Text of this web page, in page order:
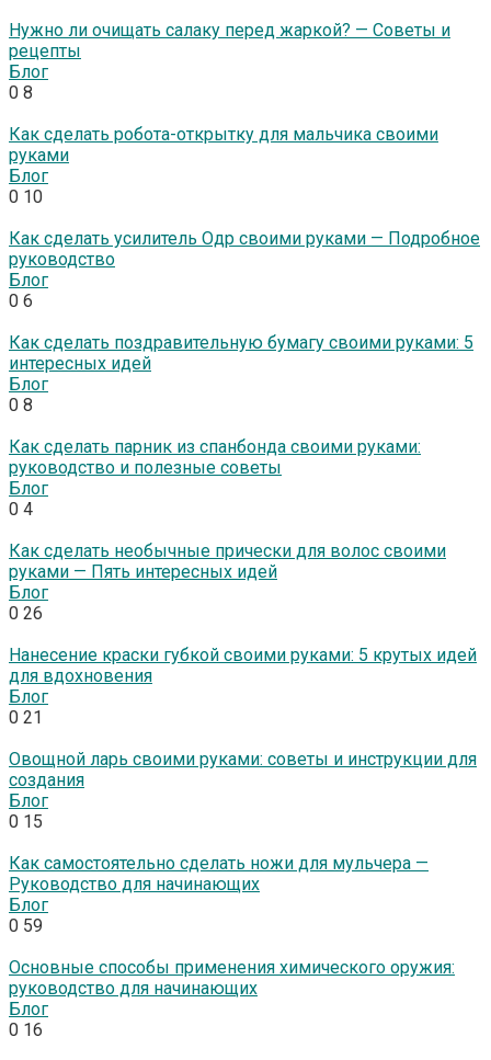
Нужно ли очищать салаку перед жаркой? — Советы и
рецепты
Блог
0 8
Как сделать робота-открытку для мальчика своими
руками
Блог
0 10
Как сделать усилитель Одр своими руками — Подробное
руководство
Блог
0 6
Как сделать поздравительную бумагу своими руками: 5
интересных идей
Блог
0 8
Как сделать парник из спанбонда своими руками:
руководство и полезные советы
Блог
0 4
Как сделать необычные прически для волос своими
руками — Пять интересных идей
Блог
0 26
Нанесение краски губкой своими руками: 5 крутых идей
для вдохновения
Блог
0 21
Овощной ларь своими руками: советы и инструкции для
создания
Блог
0 15
Как самостоятельно сделать ножи для мульчера —
Руководство для начинающих
Блог
0 59
Основные способы применения химического оружия:
руководство для начинающих
Блог
0 16